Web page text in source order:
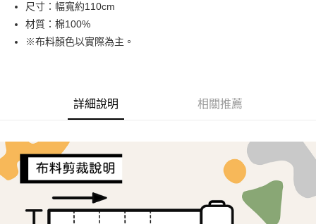
Google Pay
AFTEE先享後付
１．簡單：不需註冊會員、不需綁卡、不需儲值。
３．安心：先確認商品／服務後，再付款。
【「AFTEE先享後付」結帳流程】
１．於結帳方式選擇「AFTEE先享後付」後，將跳轉至「AFTEE先享後付」
結帳頁面，進行簡訊認證並確認金額後，即可完成結帳。
２．訂單成立數日內，您將收到繳費通知簡訊。
３．收到繳費通知簡訊後14天內，點擊此簡訊中的連結，可透過四大超商／
全家取貨付款
每筆NT$65，滿NT$1,500(含以上)免運費
每筆NT$65，滿NT$1,500(含以上)免運費
尺寸：幅寬約110cm
材質：棉100%
※布料顏色以實際為主。
詳細說明 相關推薦